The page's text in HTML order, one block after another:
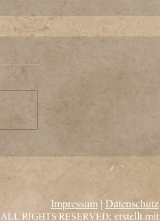
Impressum Datenschutz
ALL RIGHTS RESERVED; erstellt mit